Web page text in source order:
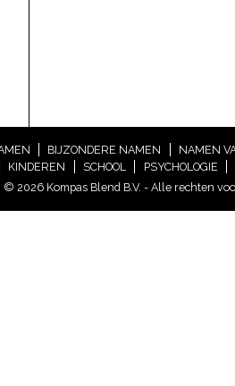
BIJZONDERE NAMEN NAMEN
KINDEREN SCHOOL PSYCHOLOGIE
© 2026 Kompas Blend B.V. - Alle rechten